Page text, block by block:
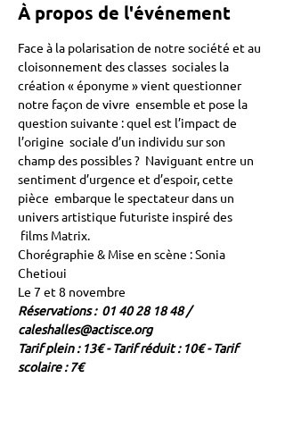
À propos de l'événement
Face à la polarisation de notre société et au
cloisonnement des classes  sociales la
création « éponyme » vient questionner
notre façon de vivre  ensemble et pose la
question suivante : quel est l’impact de
l’origine  sociale d’un individu sur son
champ des possibles ?  Naviguant entre un
sentiment d’urgence et d’espoir, cette
pièce  embarque le spectateur dans un
univers artistique futuriste inspiré des
films Matrix.
Chorégraphie & Mise en scène : Sonia
Chetioui
Le 7 et 8 novembre
Réservations :  01 40 28 18 48 /
caleshalles@actisce.org
Tarif plein : 13€ - Tarif réduit : 10€ - Tarif
scolaire : 7€